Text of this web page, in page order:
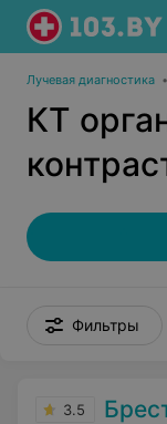
Лучевая диагностика •
КТ
Фильтры
3.5